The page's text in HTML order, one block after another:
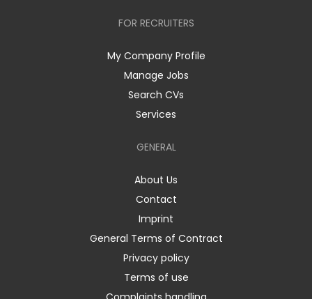
FOR RECRUITERS
My Company Profile
Manage Jobs
Search CVs
Services
GENERAL
About Us
Contact
Imprint
General Terms of Contract
Privacy policy
Terms of use